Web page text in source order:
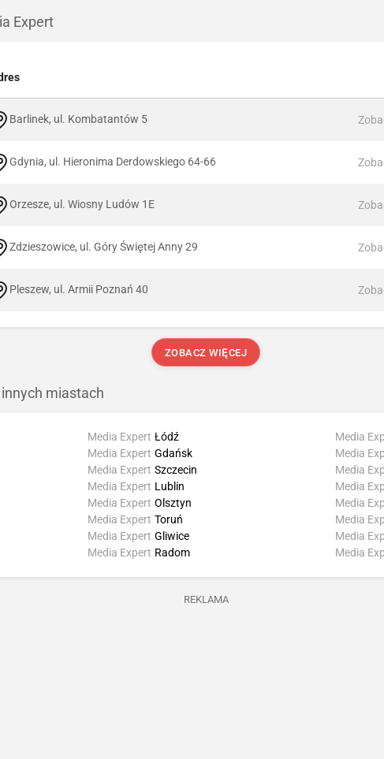
Expert
Barlinek, ul. Kombatantów 5
Gdynia, ul. Hieronima Derdowskiego 64-66
Orzesze, ul. Wiosny Ludów 1E
Zdzieszowice, ul. Góry Świętej Anny 29
Pleszew, ul. Armii Poznań 40
ZOBACZ WIĘCEJ
miastach
Media Expert Łódź
Media Expert Gdańsk
Media Expert Szczecin
Media Expert Lublin
Media
Media
Media
Media
Media Expert Olsztyn
Media Expert Toruń
Media Expert Gliwice
Media Expert Radom
Media
Media
Media
Media
REKLAMA